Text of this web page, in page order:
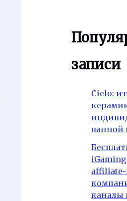
записи
Cielo:
ванной
каналы